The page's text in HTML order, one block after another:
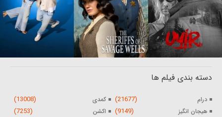
دسته بندی فیلم ها
درام (21677) کمدی (13008)
هیجان انگیز (9149) اکشن (7253)